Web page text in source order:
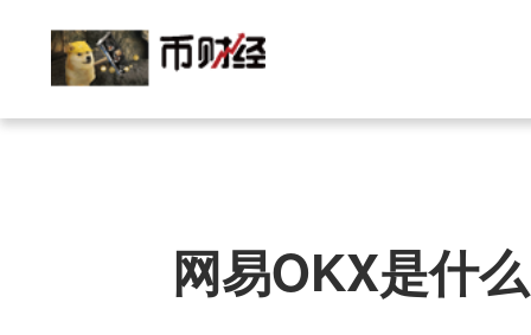
网易OKX是什么